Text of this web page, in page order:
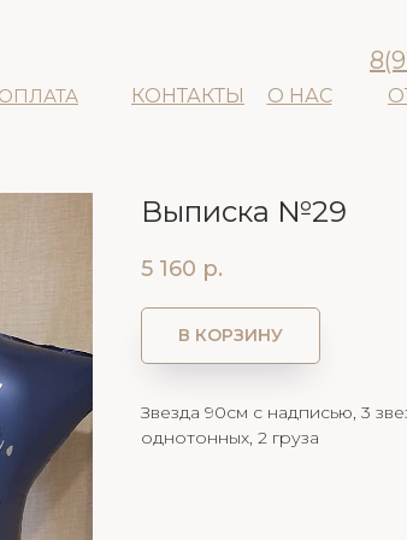
КОНТАКТЫ О НАС
Выписка №29
5 160 р.
В КОРЗИНУ
Звезда 90см с надписью, 3
однотонных, 2 груза